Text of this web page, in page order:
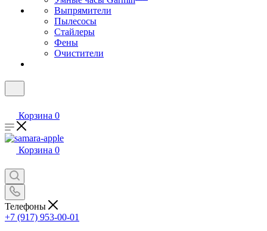
Выпрямители
Пылесосы
Стайлеры
Фены
Очистители
Корзина 0
Корзина 0
Телефоны
+7 (917) 953-00-01